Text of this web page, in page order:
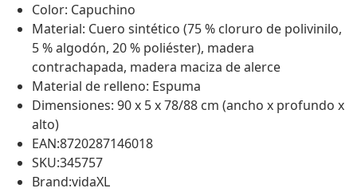
Color: Capuchino
Material: Cuero sintético (75 % cloruro de polivinilo,
5 % algodón, 20 % poliéster), madera
contrachapada, madera maciza de alerce
Material de relleno: Espuma
Dimensiones: 90 x 5 x 78/88 cm (ancho x profundo x
alto)
EAN:8720287146018
SKU:345757
Brand:vidaXL